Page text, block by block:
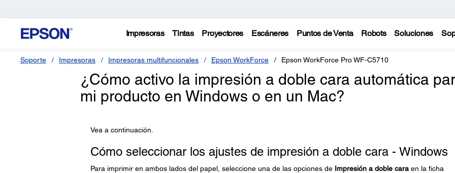
Impresoras Tintas Proyectores Escáneres Puntos de Venta Robots Soluciones
Soporte Impresoras Impresoras multifuncionales Epson WorkForce Epson WorkForce Pro WF-C5710
¿Cómo activo la impresión a doble cara automática
mi producto en Windows o en un Mac?
Vea a continuación.
Cómo seleccionar los ajustes de impresión a doble cara - Windows
Para imprimir en ambos lados del papel, seleccione una de las opciones de Impresión a doble caraen la ficha